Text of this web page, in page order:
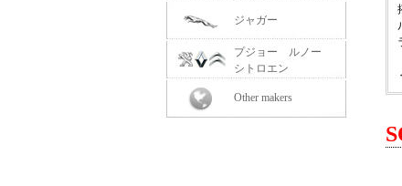
ジャガー
プジョー ルノー
シトロエン
Other makers